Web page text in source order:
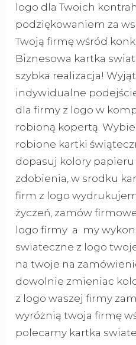
logo dla Twoich
podziękowaniem za
Twoją firmę wśród
Biznesowa kartka
szybka realizacja!
indywidualne
dla firmy z logo w
robioną kopertą.
robione kartki
dopasuj kolory papieru
zdobienia, w srodku
firm z logo
życzeń, zamów
logo firmy a my
swiateczne z logo
na twoje na
dowolnie zmieniac
z logo waszej firmy
wyróżnią twoja firmę
polecamy kartka